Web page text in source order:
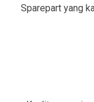
Sparepart yang